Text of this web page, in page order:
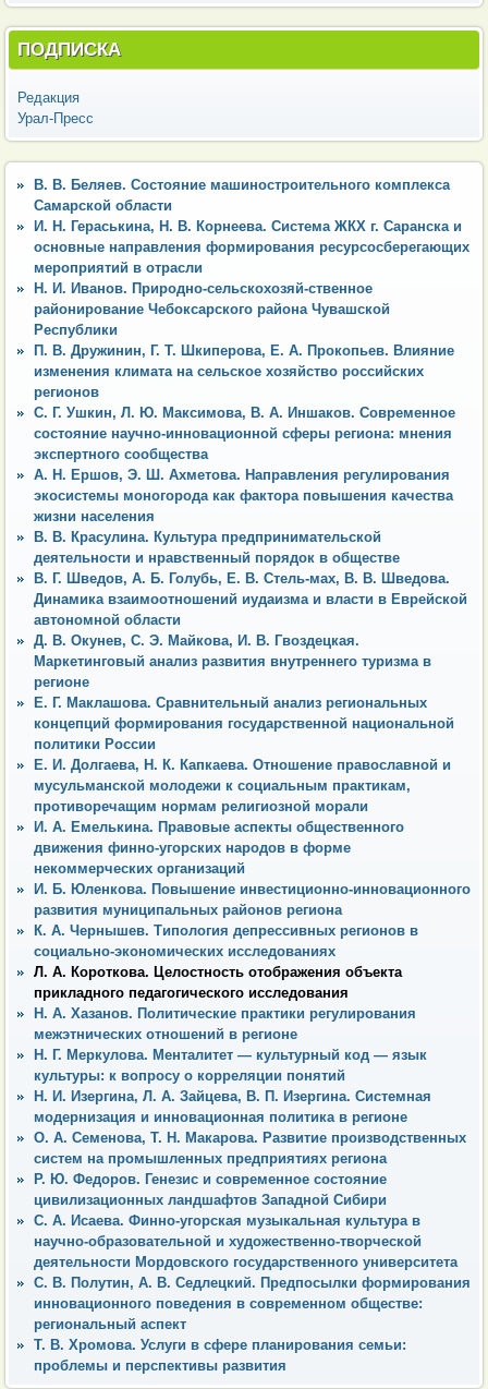
ПОДПИСКА
Редакция
Урал-Пресс
В. В. Беляев. Состояние машиностроительного комплекса
Самарской области
И. Н. Гераськина, Н. В. Корнеева. Система ЖКХ г. Саранска и
основные направления формирования ресурсосберегающих
мероприятий в отрасли
Н. И. Иванов. Природно-сельскохозяй-ственное
районирование Чебоксарского района Чувашской
Республики
П. В. Дружинин, Г. Т. Шкиперова, Е. А. Прокопьев. Влияние
изменения климата на сельское хозяйство российских
регионов
C. Г. Ушкин, Л. Ю. Максимова, В. А. Иншаков. Современное
состояние научно-инновационной сферы региона: мнения
экспертного сообщества
А. Н. Ершов, Э. Ш. Ахметова. Направления регулирования
экосистемы моногорода как фактора повышения качества
жизни населения
В. В. Красулина. Культура предпринимательской
деятельности и нравственный порядок в обществе
В. Г. Шведов, А. Б. Голубь, Е. В. Стель-мах, В. В. Шведова.
Динамика взаимоотношений иудаизма и власти в Еврейской
автономной области
Д. В. Окунев, С. Э. Майкова, И. В. Гвоздецкая.
Маркетинговый анализ развития внутреннего туризма в
регионе
Е. Г. Маклашова. Сравнительный анализ региональных
концепций формирования государственной национальной
политики России
Е. И. Долгаева, Н. К. Капкаева. Отношение православной и
мусульманской молодежи к социальным практикам,
противоречащим нормам религиозной морали
И. А. Емелькина. Правовые аспекты общественного
движения финно-угорских народов в форме
некоммерческих организаций
И. Б. Юленкова. Повышение инвестиционно-инновационного
развития муниципальных районов региона
К. А. Чернышев. Типология депрессивных регионов в
социально-экономических исследованиях
Л. А. Короткова. Целостность отображения объекта
прикладного педагогического исследования
Н. А. Хазанов. Политические практики регулирования
межэтнических отношений в регионе
Н. Г. Меркулова. Менталитет — культурный код — язык
культуры: к вопросу о корреляции понятий
Н. И. Изергина, Л. А. Зайцева, В. П. Изергина. Системная
модернизация и инновационная политика в регионе
О. А. Семенова, Т. Н. Макарова. Развитие производственных
систем на промышленных предприятиях региона
Р. Ю. Федоров. Генезис и современное состояние
цивилизационных ландшафтов Западной Сибири
С. А. Исаева. Финно-угорская музыкальная культура в
научно-образовательной и художественно-творческой
деятельности Мордовского государственного университета
С. В. Полутин, А. В. Седлецкий. Предпосылки формирования
инновационного поведения в современном обществе:
региональный аспект
Т. В. Хромова. Услуги в сфере планирования семьи:
проблемы и перспективы развития